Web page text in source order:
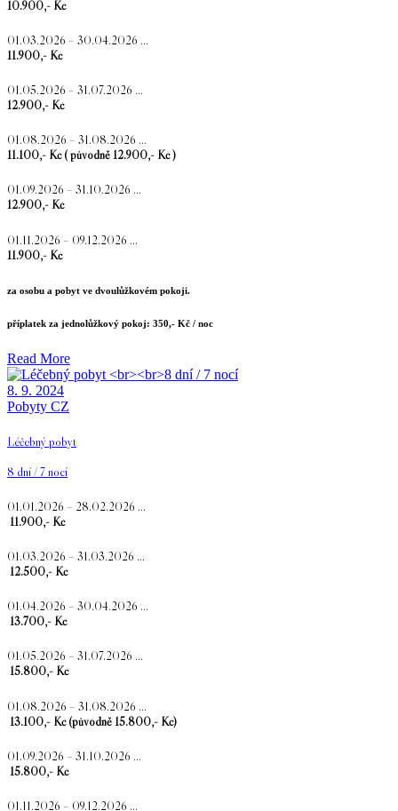
10.900,- Kč
01.03.2026 – 30.04.2026 …
11.900,- Kč
01.05.2026 – 31.07.2026 …
12.900,- Kč
01.08.2026 – 31.08.2026 …
11.100,- Kč ( původně 12.900,- Kč )
01.09.2026 – 31.10.2026 …
12.900,- Kč
01.11.2026 – 09.12.2026 …
11.900,- Kč
za osobu a pobyt ve dvoulůžkovém pokoji.
příplatek za jednolůžkový pokoj: 350,- Kč / noc
Read More
8. 9. 2024
Pobyty CZ
Léčebný pobyt
8 dní / 7 nocí
01.01.2026 – 28.02.2026 …
11.900,- Kč
01.03.2026 – 31.03.2026 …
12.500,- Kč
01.04.2026 – 30.04.2026 …
13.700,- Kč
01.05.2026 – 31.07.2026 …
15.800,- Kč
01.08.2026 – 31.08.2026 …
13.100,- Kč (původně 15.800,- Kč)
01.09.2026 – 31.10.2026 …
15.800,- Kč
01.11.2026 – 09.12.2026 …